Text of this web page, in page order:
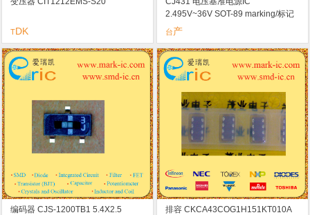
TDK
2.495V~36V SOT-89 marking/标记
CJ431 可调参考源 低输出噪声电压
台产
编码器 CJS-1200TB1 5.4X2.5
排容 CKCA43COG1H151KT010A